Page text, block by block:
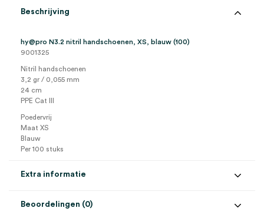
Beschrijving
hy@pro N3.2 nitril handschoenen, XS, blauw (100)
9001325
Nitril handschoenen
3,2 gr / 0,055 mm
24 cm
PPE Cat III
Poedervrij
Maat XS
Blauw
Per 100 stuks
Extra informatie
Beoordelingen (0)